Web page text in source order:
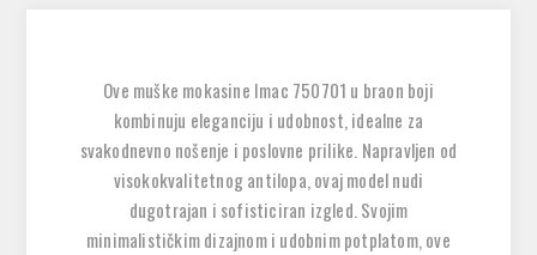
Ove muške mokasine Imac 750701 u braon boji
kombinuju eleganciju i udobnost, idealne za
svakodnevno nošenje i poslovne prilike. Napravljen od
visokokvalitetnog antilopa, ovaj model nudi
dugotrajan i sofisticiran izgled. Svojim
minimalističkim dizajnom i udobnim potplatom, ove